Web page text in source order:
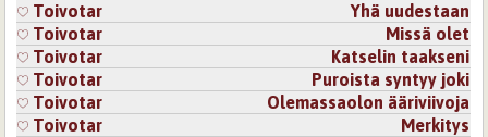
Toivotar
Yhä uudestaan
Toivotar
Missä olet
Toivotar
Katselin taakseni
Toivotar
Puroista syntyy joki
Toivotar
Olemassaolon ääriviivoja
Toivotar
Merkitys